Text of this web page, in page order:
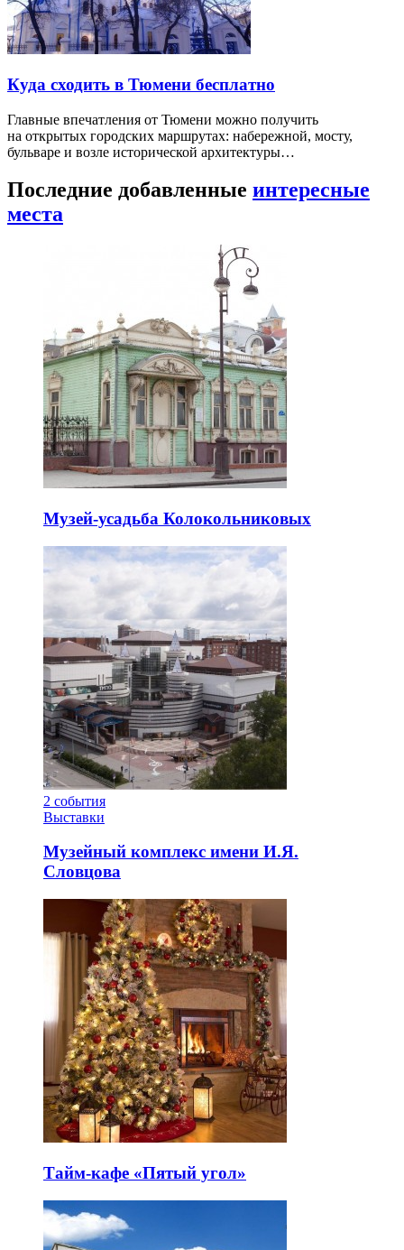
Куда сходить в Тюмени бесплатно
Главные впечатления от Тюмени можно получить
на открытых городских маршрутах: набережной, мосту,
бульваре и возле исторической архитектуры…
Последние добавленные интересные
места
Музей-усадьба Колокольниковых
2 события
Выставки
Музейный комплекс имени И.Я.
Словцова
Тайм-кафе «Пятый угол»